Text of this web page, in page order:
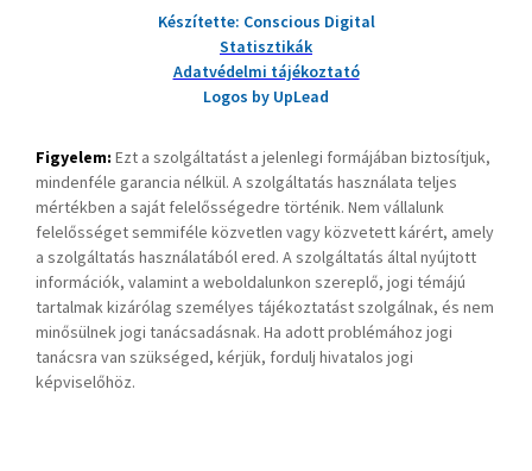
Készítette: Conscious Digital
Statisztikák
Adatvédelmi tájékoztató
Logos by UpLead
Figyelem: Ezt a szolgáltatást a jelenlegi formájában biztosítjuk,
mindenféle garancia nélkül. A szolgáltatás használata teljes
mértékben a saját felelősségedre történik. Nem vállalunk
felelősséget semmiféle közvetlen vagy közvetett kárért, amely
a szolgáltatás használatából ered. A szolgáltatás által nyújtott
információk, valamint a weboldalunkon szereplő, jogi témájú
tartalmak kizárólag személyes tájékoztatást szolgálnak, és nem
minősülnek jogi tanácsadásnak. Ha adott problémához jogi
tanácsra van szükséged, kérjük, fordulj hivatalos jogi
képviselőhöz.